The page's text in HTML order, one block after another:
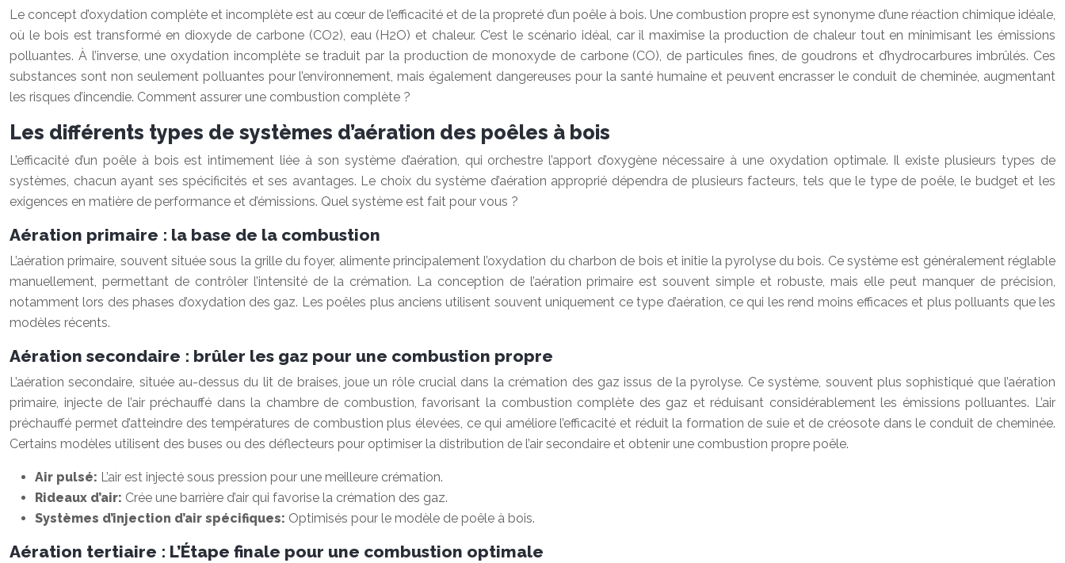
Le concept d’oxydation complète et incomplète est au cœur de l’efficacité et de la propreté d’un poêle à bois. Une combustion propre est synonyme d’une réaction chimique idéale,
où le bois est transformé en dioxyde de carbone (CO2), eau (H2O) et chaleur. C’est le scénario idéal, car il maximise la production de chaleur tout en minimisant les émissions
polluantes. À l’inverse, une oxydation incomplète se traduit par la production de monoxyde de carbone (CO), de particules fines, de goudrons et d’hydrocarbures imbrûlés. Ces
substances sont non seulement polluantes pour l’environnement, mais également dangereuses pour la santé humaine et peuvent encrasser le conduit de cheminée, augmentant
les risques d’incendie. Comment assurer une combustion complète ?
Les différents types de systèmes d’aération des poêles à bois
L’efficacité d’un poêle à bois est intimement liée à son système d’aération, qui orchestre l’apport d’oxygène nécessaire à une oxydation optimale. Il existe plusieurs types de
systèmes, chacun ayant ses spécificités et ses avantages. Le choix du système d’aération approprié dépendra de plusieurs facteurs, tels que le type de poêle, le budget et les
exigences en matière de performance et d’émissions. Quel système est fait pour vous ?
Aération primaire : la base de la combustion
L’aération primaire, souvent située sous la grille du foyer, alimente principalement l’oxydation du charbon de bois et initie la pyrolyse du bois. Ce système est généralement réglable
manuellement, permettant de contrôler l’intensité de la crémation. La conception de l’aération primaire est souvent simple et robuste, mais elle peut manquer de précision,
notamment lors des phases d’oxydation des gaz. Les poêles plus anciens utilisent souvent uniquement ce type d’aération, ce qui les rend moins efficaces et plus polluants que les
modèles récents.
Aération secondaire : brûler les gaz pour une combustion propre
L’aération secondaire, située au-dessus du lit de braises, joue un rôle crucial dans la crémation des gaz issus de la pyrolyse. Ce système, souvent plus sophistiqué que l’aération
primaire, injecte de l’air préchauffé dans la chambre de combustion, favorisant la combustion complète des gaz et réduisant considérablement les émissions polluantes. L’air
préchauffé permet d’atteindre des températures de combustion plus élevées, ce qui améliore l’efficacité et réduit la formation de suie et de créosote dans le conduit de cheminée.
Certains modèles utilisent des buses ou des déflecteurs pour optimiser la distribution de l’air secondaire et obtenir une combustion propre poêle.
Air pulsé: L’air est injecté sous pression pour une meilleure crémation.
Rideaux d’air: Crée une barrière d’air qui favorise la crémation des gaz.
Systèmes d’injection d’air spécifiques: Optimisés pour le modèle de poêle à bois.
Aération tertiaire : L’Étape finale pour une combustion optimale